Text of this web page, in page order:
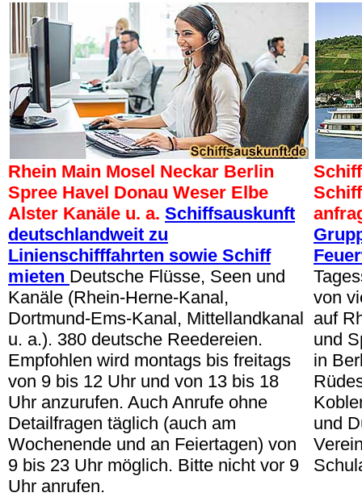
Rhein Main Mosel Neckar Berlin
Spree Havel Donau Weser Elbe
Alster Kanäle u. a. Schiffsauskunft
deutschlandweit zu
Linienschifffahrten sowie Schiff
mieten Deutsche Flüsse, Seen und
Kanäle (Rhein-Herne-Kanal,
Dortmund-Ems-Kanal, Mittellandkanal
u. a.). 380 deutsche Reedereien.
Empfohlen wird montags bis freitags
von 9 bis 12 Uhr und von 13 bis 18
Uhr anzurufen. Auch Anrufe ohne
Detailfragen täglich (auch am
Wochenende und an Feiertagen) von
9 bis 23 Uhr möglich. Bitte nicht vor 9
Uhr anrufen.
von
auf
und
in
und